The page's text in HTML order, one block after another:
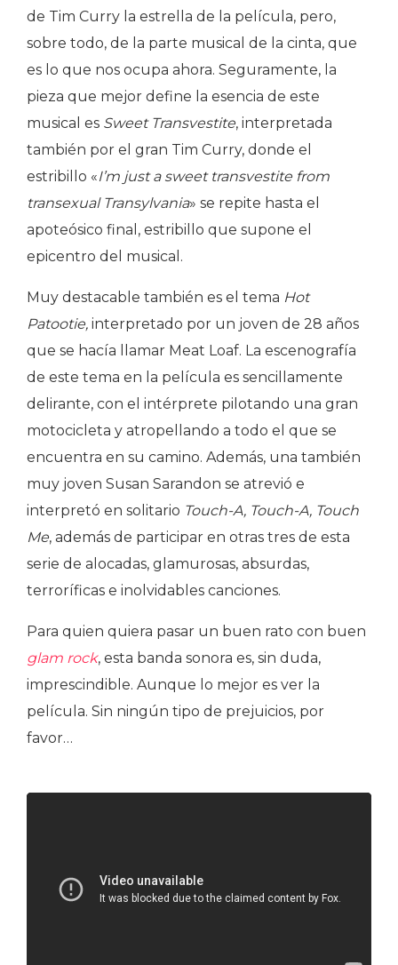
de Tim Curry la estrella de la película, pero,
sobre todo, de la parte musical de la cinta, que
es lo que nos ocupa ahora. Seguramente, la
pieza que mejor define la esencia de este
musical es Sweet Transvestite, interpretada
también por el gran Tim Curry, donde el
estribillo «I’m just a sweet transvestite from
transexual Transylvania» se repite hasta el
apoteósico final, estribillo que supone el
epicentro del musical.
Muy destacable también es el tema Hot
Patootie, interpretado por un joven de 28 años
que se hacía llamar Meat Loaf. La escenografía
de este tema en la película es sencillamente
delirante, con el intérprete pilotando una gran
motocicleta y atropellando a todo el que se
encuentra en su camino. Además, una también
muy joven Susan Sarandon se atrevió e
interpretó en solitario Touch-A, Touch-A, Touch
Me, además de participar en otras tres de esta
serie de alocadas, glamurosas, absurdas,
terroríficas e inolvidables canciones.
Para quien quiera pasar un buen rato con buen
glam rock, esta banda sonora es, sin duda,
imprescindible. Aunque lo mejor es ver la
película. Sin ningún tipo de prejuicios, por
favor…